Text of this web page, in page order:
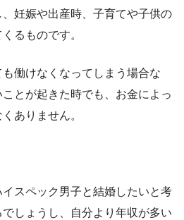
妊娠や出産時、子育てや子供の
るものです。
働けなくなってしまう場合な
とが起きた時でも、お金によっ
ありません。
スペック男子と結婚したいと考
しょうし、自分より年収が多い